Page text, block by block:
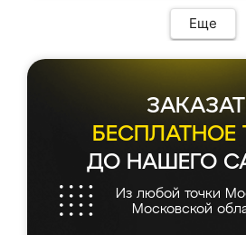
Еще
БЕСПЛАТНОЕ
ДО НАШЕГО
Из любой точки
Московской